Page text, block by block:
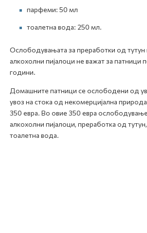
парфеми: 50 мл
тоалетна вода: 250 мл.
Ослободувањата за преработки од тутун
алкохолни пијалоци не важат за патници
години.
Домашните патници се ослободени од
увоз на стока од некомерцијална
350 евра. Во овие 350 евра ослободување
алкохолни пијалоци, преработка од
тоалетна вода.